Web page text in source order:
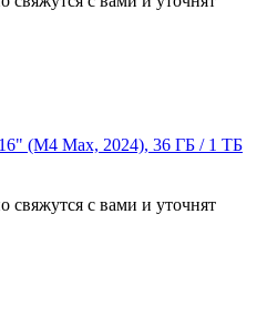
(M4 Max, 2024), 36 ГБ / 1 ТБ
свяжутся с вами и уточнят